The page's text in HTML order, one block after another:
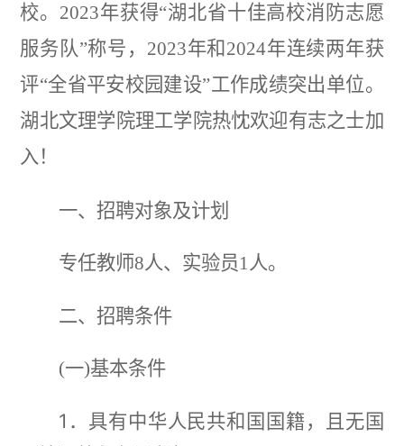
校。2023年获得“湖北省十佳高校消防志愿
服务队”称号，2023年和2024年连续两年获
评“全省平安校园建设”工作成绩突出单位。
湖北文理学院理工学院热忱欢迎有志之士加
入！
一、招聘对象及计划
专任教师8人、实验员1人。
二、招聘条件
(一)基本条件
1． 具有中华人民共和国国籍，且无国